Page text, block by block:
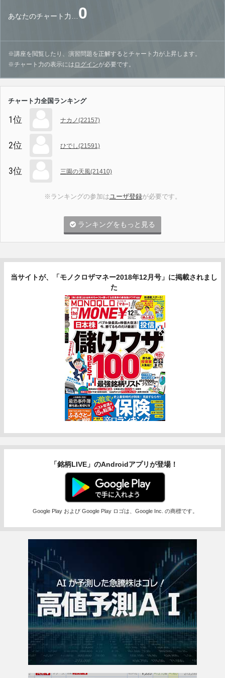
あなたのチャート力…0
※講座を閲覧したり、演習問題を正解するとチャート力が上昇します。
※チャート力の表示には ログインが必要です。
チャート力全国ランキング
1位 ナカノ(22157)
2位 ひでし(21591)
3位 三園の天風(21410)
※ランキングの参加はユーザ登録が必要です。
ランキングをもっと見る
当サイトが、「モノクロザマネー2018年12月号」に掲載されまし
た
「銘柄LIVE」のAndroidアプリが登場！
Google Play および Google Play ロゴは、Google Inc. の商標です。